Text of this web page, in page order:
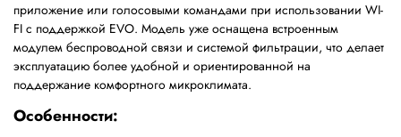
приложение или голосовыми командами при использовании WI-
FI с поддержкой EVO. Модель уже оснащена встроенным
модулем беспроводной связи и системой фильтрации, что делает
эксплуатацию более удобной и ориентированной на
поддержание комфортного микроклимата.
Особенности: